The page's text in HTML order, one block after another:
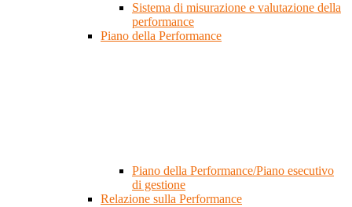
Sistema di misurazione e valutazione della
performance
Piano della Performance
Piano della Performance/Piano esecutivo
di gestione
Relazione sulla Performance